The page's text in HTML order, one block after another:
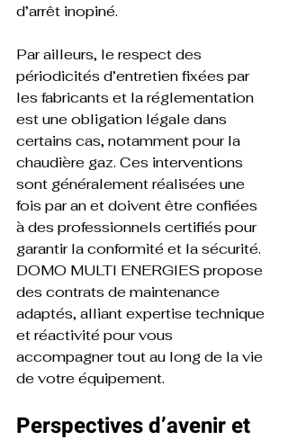
d’arrêt inopiné.
Par ailleurs, le respect des
périodicités d’entretien fixées par
les fabricants et la réglementation
est une obligation légale dans
certains cas, notamment pour la
chaudière gaz. Ces interventions
sont généralement réalisées une
fois par an et doivent être confiées
à des professionnels certifiés pour
garantir la conformité et la sécurité.
DOMO MULTI ENERGIES propose
des contrats de maintenance
adaptés, alliant expertise technique
et réactivité pour vous
accompagner tout au long de la vie
de votre équipement.
Perspectives d’avenir et